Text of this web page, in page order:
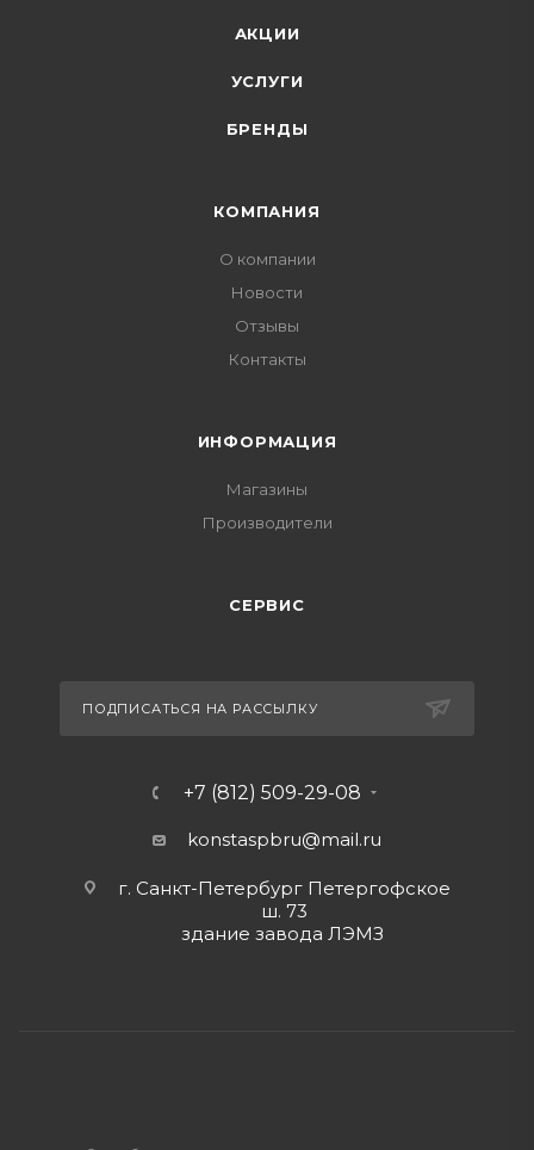
АКЦИИ
УСЛУГИ
БРЕНДЫ
КОМПАНИЯ
О компании
Новости
Отзывы
Контакты
ИНФОРМАЦИЯ
Магазины
Производители
СЕРВИС
ПОДПИСАТЬСЯ НА РАССЫЛКУ
+7 (812) 509-29-08
konstaspbru@mail.ru
г. Санкт-Петербург Петергофское
ш. 73
здание завода ЛЭМЗ